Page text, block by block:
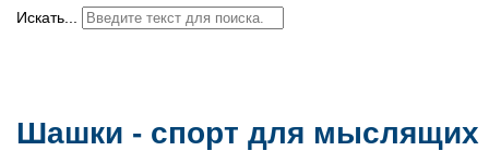
Искать...
Шашки - спорт для мыслящих